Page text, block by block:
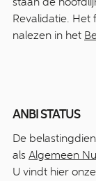
Revalidatie. Het
nalezen in het
ANBI STATUS
De
als Algemeen
U vindt hier onze